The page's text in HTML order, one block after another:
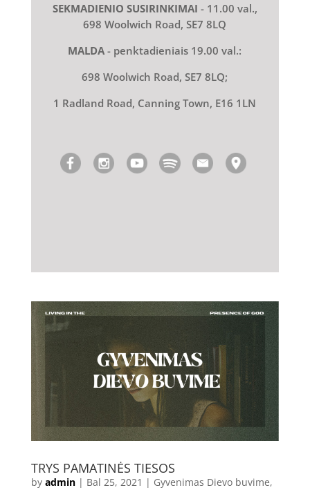
SEKMADIENIO SUSIRINKIMAI - 11.00 val.,
698 Woolwich Road, SE7 8LQ
MALDA- penktadieniais 19.00 val.:
698 Woolwich Road, SE7 8LQ;
1 Radland Road, Canning Town, E16 1LN
TRYS PAMATINĖS TIESOS
by admin| Bal 25, 2021 | Gyvenimas Dievo buvime,